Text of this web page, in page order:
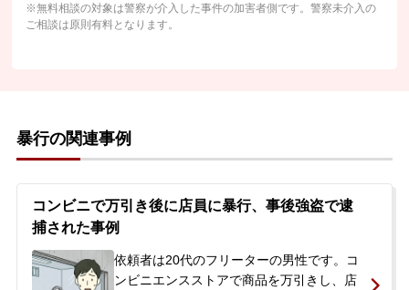
※無料相談の対象は警察が介入した事件の加害者側です。警察未介入の
ご相談は原則有料となります。
暴行の関連事例
コンビニで万引き後に店員に暴行、事後強盗で逮
捕された事例
依頼者は20代のフリーターの男性です。コ
ンビニエンスストアで商品を万引きし、店